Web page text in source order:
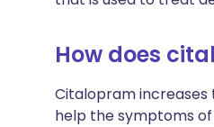
How does
Citalopram increases
help the symptoms of